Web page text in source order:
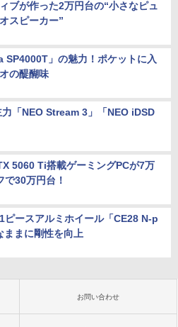
ブが作った2万円台の“小さなピュ
スピーカー”
SP4000T」の魅力！ポケットに入
の醍醐味
「NEO Stream 3」「NEO iDSD
5060 Ti搭載ゲーミングPCが7万
で30万円台！
ピースアルミホイール「CE28 N-p
ままに剛性を向上
お問い合わせ